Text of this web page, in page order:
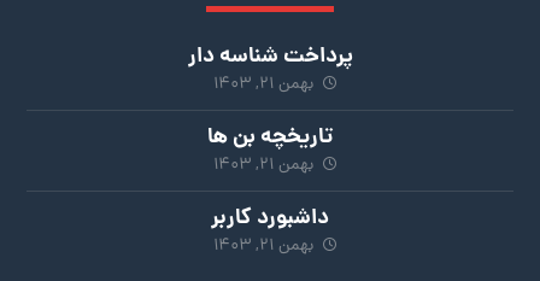
پرداخت شناسه دار
بهمن ۲۱, ۱۴۰۳
تاریخچه بن ها
بهمن ۲۱, ۱۴۰۳
داشبورد کاربر
بهمن ۲۱, ۱۴۰۳